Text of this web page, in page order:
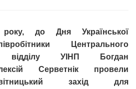
до Дня Української
Центрального
відділу УІНП Богдан
Серветнік провели
захід для